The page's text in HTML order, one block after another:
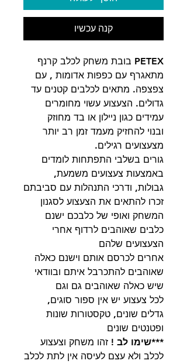
קנה עכשיו
PETEX בובת משחק לכלב קרנף
מתאגרף עם כפפות אדומות , עם
צפצפה. מתאים לכלבים קטנים עד
גדולים. הצעצוע עשוי מחומרים
עמידים כגון ניילון או בד מחוזק
ובנוי להחזיק מעמד זמן רב יותר
מצעצועים רגילים.
גורים בשלבי התפתחות לומדים
באמצעות צעצועים משמעת,
גבולות, ודרכי התנהלות עם סביבתם
זכרו להתאים את הצעצוע לסגנון
המשחק ואופי של כלבכם ישנם
כלבים שאוהבים לרדוף אחרי
הצעצועים שלהם
אחרים לכרסם אותם וישנם כאלה
שאוהבים להתכרבל איתם ובוודאי
שיש כאלה שאוהבים גם וגם
לכל צעצוע יש אין ספור סוגים,
גדלים שונים, טקסטורות שונות
ופטנטים שונים
***שימו לב ! זהו משחק וצעצוע
לכלב ולא עצם לעיסה אין לתת לכלב